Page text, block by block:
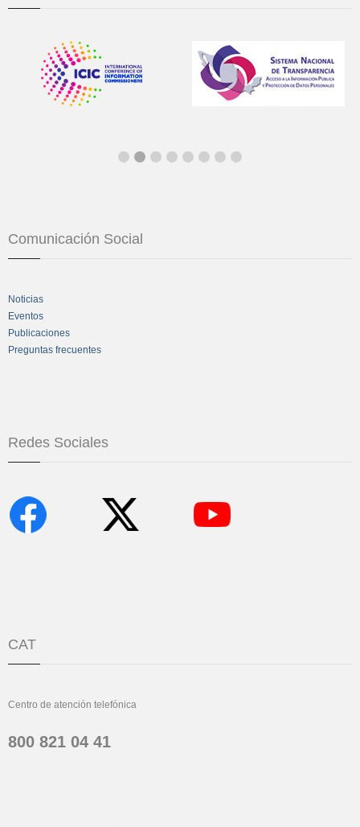
Comunicación Social
Noticias
Eventos
Publicaciones
Preguntas frecuentes
Redes Sociales
CAT
Centro de atención telefónica
800 821 04 41